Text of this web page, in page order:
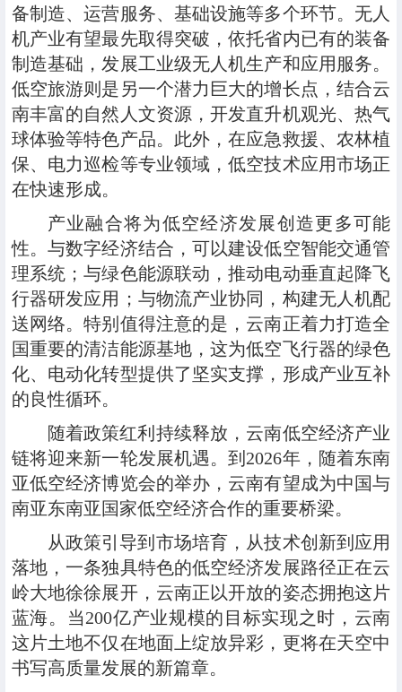
备制造、运营服务、基础设施等多个环节。无人
机产业有望最先取得突破，依托省内已有的装备
制造基础，发展工业级无人机生产和应用服务。
低空旅游则是另一个潜力巨大的增长点，结合云
南丰富的自然人文资源，开发直升机观光、热气
球体验等特色产品。此外，在应急救援、农林植
保、电力巡检等专业领域，低空技术应用市场正
在快速形成。
产业融合将为低空经济发展创造更多可能
性。与数字经济结合，可以建设低空智能交通管
理系统；与绿色能源联动，推动电动垂直起降飞
行器研发应用；与物流产业协同，构建无人机配
送网络。特别值得注意的是，云南正着力打造全
国重要的清洁能源基地，这为低空飞行器的绿色
化、电动化转型提供了坚实支撑，形成产业互补
的良性循环。
随着政策红利持续释放，云南低空经济产业
链将迎来新一轮发展机遇。到2026年，随着东南
亚低空经济博览会的举办，云南有望成为中国与
南亚东南亚国家低空经济合作的重要桥梁。
从政策引导到市场培育，从技术创新到应用
落地，一条独具特色的低空经济发展路径正在云
岭大地徐徐展开，云南正以开放的姿态拥抱这片
蓝海。当200亿产业规模的目标实现之时，云南
这片土地不仅在地面上绽放异彩，更将在天空中
书写高质量发展的新篇章。